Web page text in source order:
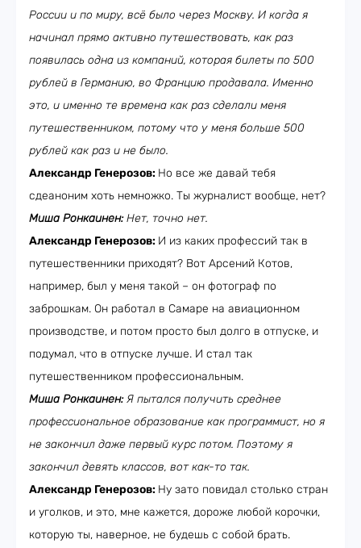
России и по миру, всё было через Москву. И когда я
начинал прямо активно путешествовать, как раз
появилась одна из компаний, которая билеты по 500
рублей в Германию, во Францию продавала. Именно
это, и именно те времена как раз сделали меня
путешественником, потому что у меня больше 500
рублей как раз и не было.
Александр Генерозов: Но все же давай тебя
сдеаноним хоть немножко. Ты журналист вообще, нет?
Миша Ронкаинен:Нет, точно нет.
Александр Генерозов: И из каких профессий так в
путешественники приходят? Вот Арсений Котов,
например, был у меня такой – он фотограф по
заброшкам. Он работал в Самаре на авиационном
производстве, и потом просто был долго в отпуске, и
подумал, что в отпуске лучше. И стал так
путешественником профессиональным.
Миша Ронкаинен:Я пытался получить среднее
профессиональное образование как программист, но я
не закончил даже первый курс потом. Поэтому я
закончил девять классов, вот как-то так.
Александр Генерозов: Ну зато повидал столько стран
и уголков, и это, мне кажется, дороже любой корочки,
которую ты, наверное, не будешь с собой брать.